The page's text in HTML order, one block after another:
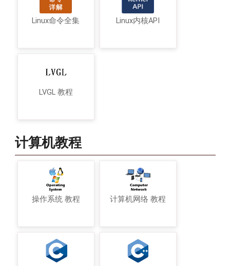
Linux命令全集 Linux内核API
LVGL 教程
计算机教程
操作系统 教程 计算机网络 教程